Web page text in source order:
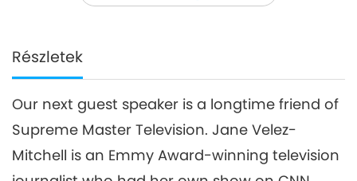
4
30:35
Cherished Artists, Part 4
Utazás esztétikus birodalmakon át 2019-12-10 8299megtekintés
5
Gathering with Supreme
Részletek
Our next guest speaker is a longtime friend of
Supreme Master Television. Jane Velez-
Mitchell is an Emmy Award-winning television